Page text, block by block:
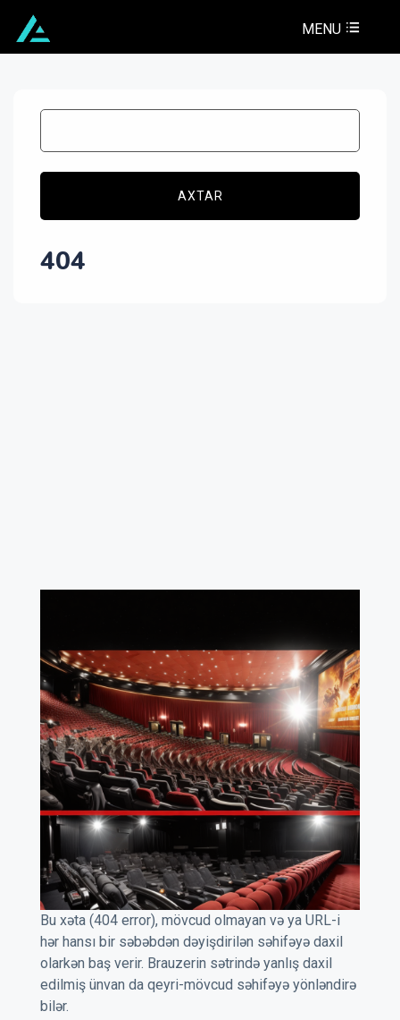
MENU
AXTAR
404
Bu xəta (404 error), mövcud olmayan və ya URL-i
hər hansı bir səbəbdən dəyişdirilən səhifəyə daxil
olarkən baş verir. Brauzerin sətrində yanlış daxil
edilmiş ünvan da qeyri-mövcud səhifəyə yönləndirə
bilər.